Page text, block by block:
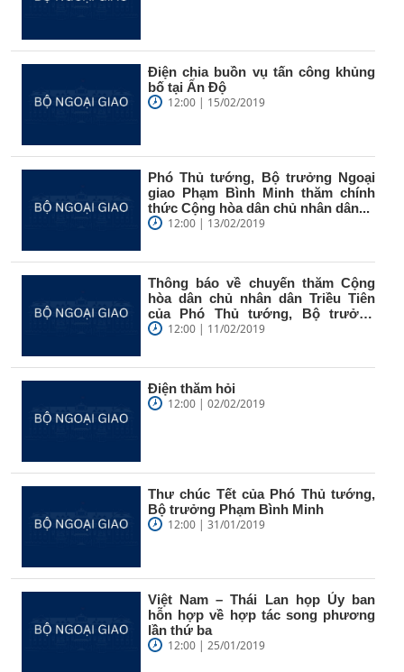
Điện chia buồn vụ tấn công khủng
bố tại Ấn Độ
12:00 | 15/02/2019
Phó Thủ tướng, Bộ trưởng Ngoại
giao Phạm Bình Minh thăm chính
thức Cộng hòa dân chủ nhân dân...
12:00 | 13/02/2019
Thông báo về chuyến thăm Cộng
hòa dân chủ nhân dân Triều Tiên
của Phó Thủ tướng, Bộ trưởng
Ngoại...
12:00 | 11/02/2019
Điện thăm hỏi
12:00 | 02/02/2019
Thư chúc Tết của Phó Thủ tướng,
Bộ trưởng Phạm Bình Minh
12:00 | 31/01/2019
Việt Nam – Thái Lan họp Ủy ban
hỗn hợp về hợp tác song phương
lần thứ ba
12:00 | 25/01/2019